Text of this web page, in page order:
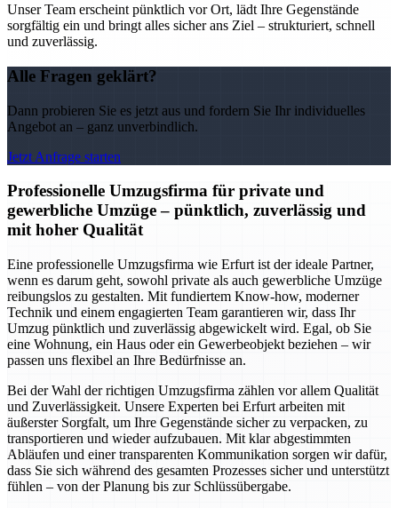
Unser Team erscheint pünktlich vor Ort, lädt Ihre Gegenstände
sorgfältig ein und bringt alles sicher ans Ziel – strukturiert, schnell
und zuverlässig.
Alle Fragen geklärt?
Dann probieren Sie es jetzt aus und fordern Sie Ihr individuelles
Angebot an – ganz unverbindlich.
Jetzt Anfrage starten
Professionelle Umzugsfirma für private und
gewerbliche Umzüge – pünktlich, zuverlässig und
mit hoher Qualität
Eine professionelle Umzugsfirma wie Erfurt ist der ideale Partner,
wenn es darum geht, sowohl private als auch gewerbliche Umzüge
reibungslos zu gestalten. Mit fundiertem Know-how, moderner
Technik und einem engagierten Team garantieren wir, dass Ihr
Umzug pünktlich und zuverlässig abgewickelt wird. Egal, ob Sie
eine Wohnung, ein Haus oder ein Gewerbeobjekt beziehen – wir
passen uns flexibel an Ihre Bedürfnisse an.
Bei der Wahl der richtigen Umzugsfirma zählen vor allem Qualität
und Zuverlässigkeit. Unsere Experten bei Erfurt arbeiten mit
äußerster Sorgfalt, um Ihre Gegenstände sicher zu verpacken, zu
transportieren und wieder aufzubauen. Mit klar abgestimmten
Abläufen und einer transparenten Kommunikation sorgen wir dafür,
dass Sie sich während des gesamten Prozesses sicher und unterstützt
fühlen – von der Planung bis zur Schlüssübergabe.